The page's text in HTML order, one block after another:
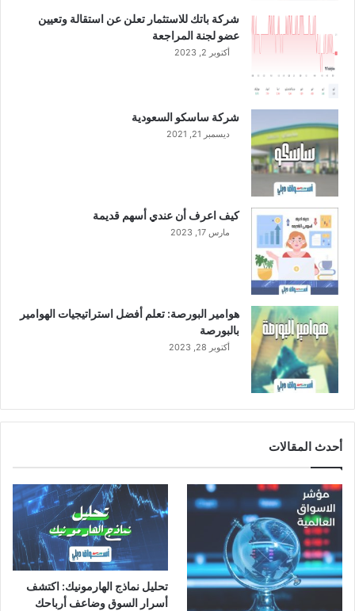
شركة باتك للاستثمار تعلن عن استقالة وتعيين
عضو لجنة المراجعة
أكتوبر 2, 2023
شركة ساسكو السعودية
ديسمبر 21, 2021
كيف اعرف أن عندي أسهم قديمة
مارس 17, 2023
هوامير البورصة: تعلم أفضل استراتيجيات الهوامير
بالبورصة
أكتوبر 28, 2023
أحدث المقالات
تحليل نماذج الهارمونيك: اكتشف
أسرار السوق وضاعف أرباحك